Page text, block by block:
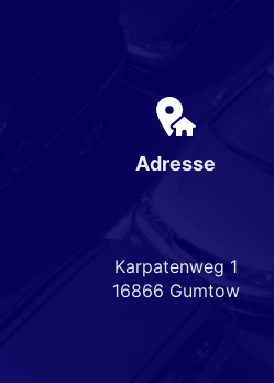
Adresse
Karpatenweg 1
16866 Gumtow